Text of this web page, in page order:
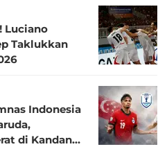
Luciano
Taklukkan
Indonesia
di Kandang